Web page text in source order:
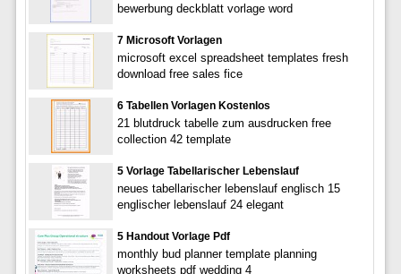
bewerbung deckblatt vorlage word
7 Microsoft Vorlagen
microsoft excel spreadsheet templates fresh
download free sales fice
6 Tabellen Vorlagen Kostenlos
21 blutdruck tabelle zum ausdrucken free
collection 42 template
5 Vorlage Tabellarischer Lebenslauf
neues tabellarischer lebenslauf englisch 15
englischer lebenslauf 24 elegant
5 Handout Vorlage Pdf
monthly bud planner template planning
worksheets pdf wedding 4